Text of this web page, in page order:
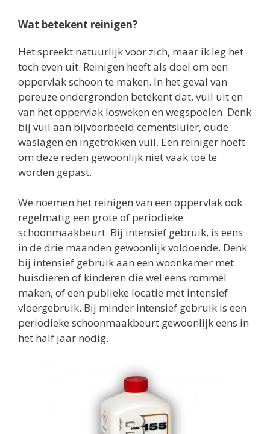
Wat betekent reinigen?
Het spreekt natuurlijk voor zich, maar ik leg het
toch even uit. Reinigen heeft als doel om een
oppervlak schoon te maken. In het geval van
poreuze ondergronden betekent dat, vuil uit en
van het oppervlak losweken en wegspoelen. Denk
bij vuil aan bijvoorbeeld cementsluier, oude
waslagen en ingetrokken vuil. Een reiniger hoeft
om deze reden gewoonlijk niet vaak toe te
worden gepast.
We noemen het reinigen van een oppervlak ook
regelmatig een grote of periodieke
schoonmaakbeurt. Bij intensief gebruik, is eens
in de drie maanden gewoonlijk voldoende. Denk
bij intensief gebruik aan een woonkamer met
huisdieren of kinderen die wel eens rommel
maken, of een publieke locatie met intensief
vloergebruik. Bij minder intensief gebruik is een
periodieke schoonmaakbeurt gewoonlijk eens in
het half jaar nodig.